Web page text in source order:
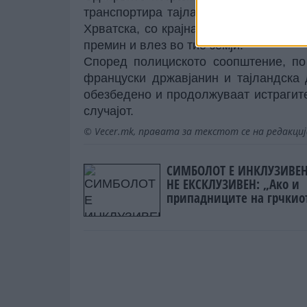
транспортира тајландската
Хрватска, со крајна дестинација
премин и влез во тие земји.
Според полициското соопштение,
француски државјанин и
обезбедено и продолжуваат
случајот.
© Vecer.mk, правата за текстот се на
СИМБОЛОТ Е
НЕ ЕКСКЛУЗИВЕН: „Ако и
припадниците на
народ се препознаваат во